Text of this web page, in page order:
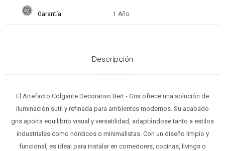
Garantía 1 Año
Descripción
El Artefacto Colgante Decorativo Bert - Gris ofrece una solución de
iluminación sutil y refinada para ambientes modernos. Su acabado
gris aporta equilibrio visual y versatilidad, adaptándose tanto a estilos
industriales como nórdicos o minimalistas. Con un diseño limpio y
funcional, es ideal para instalar en comedores, cocinas, livings o